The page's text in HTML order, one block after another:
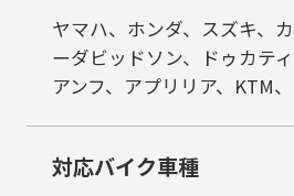
ヤマハ、ホンダ、スズキ、
ーダビッドソン、ドゥカテ
アンフ、アプリリア、KTM
対応バイク車種